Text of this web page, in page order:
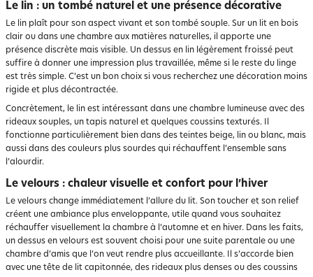
Le lin : un tombé naturel et une présence décorative
Le lin plaît pour son aspect vivant et son tombé souple. Sur un lit en bois
clair ou dans une chambre aux matières naturelles, il apporte une
présence discrète mais visible. Un dessus en lin légèrement froissé peut
suffire à donner une impression plus travaillée, même si le reste du linge
est très simple. C’est un bon choix si vous recherchez une décoration moins
rigide et plus décontractée.
Concrètement, le lin est intéressant dans une chambre lumineuse avec des
rideaux souples, un tapis naturel et quelques coussins texturés. Il
fonctionne particulièrement bien dans des teintes beige, lin ou blanc, mais
aussi dans des couleurs plus sourdes qui réchauffent l’ensemble sans
l’alourdir.
Le velours : chaleur visuelle et confort pour l’hiver
Le velours change immédiatement l’allure du lit. Son toucher et son relief
créent une ambiance plus enveloppante, utile quand vous souhaitez
réchauffer visuellement la chambre à l’automne et en hiver. Dans les faits,
un dessus en velours est souvent choisi pour une suite parentale ou une
chambre d’amis que l’on veut rendre plus accueillante. Il s’accorde bien
avec une tête de lit capitonnée, des rideaux plus denses ou des coussins